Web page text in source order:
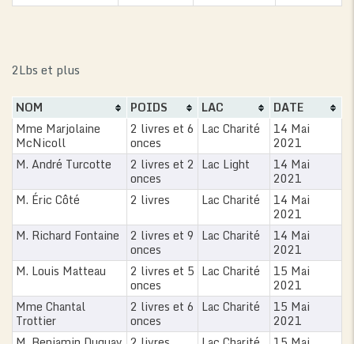
2Lbs et plus
NOM POIDS LAC
DATE
Mme Marjolaine
McNicoll
2 livres et 6
onces
Lac Charité 14 Mai
2021
M. André Turcotte
2 livres et 2
onces
Lac Light 14 Mai
2021
M. Éric Côté
2 livres Lac Charité 14 Mai
2021
M. Richard Fontaine
2 livres et 9
onces
Lac Charité 14 Mai
2021
M. Louis Matteau
2 livres et 5
onces
Lac Charité 15 Mai
2021
Mme Chantal
Trottier
2 livres et 6
onces
Lac Charité 15 Mai
2021